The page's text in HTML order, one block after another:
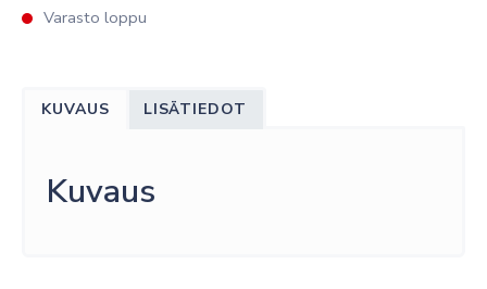
Varasto loppu
KUVAUS LISÄTIEDOT
Kuvaus